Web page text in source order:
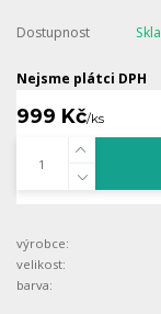
Dostupnost
Nejsme plátci DPH
999 Kč/ks
výrobce:
velikost:
barva: